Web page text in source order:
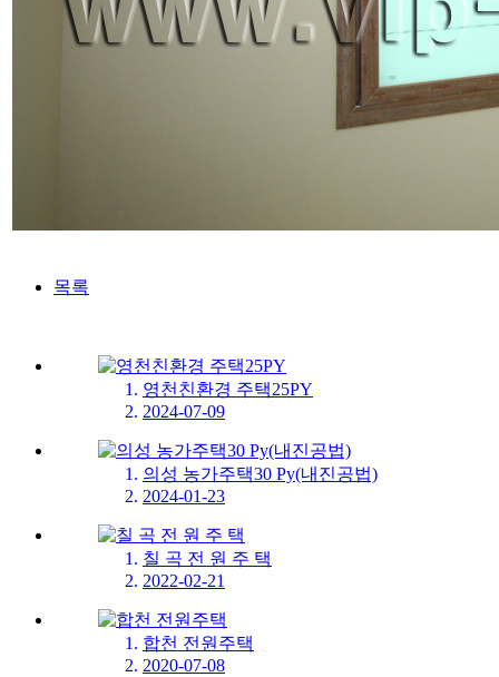
목록
영천친환경 주택25PY
2024-07-09
의성 농가주택30 Py(내진공법)
2024-01-23
칠 곡 전 원 주 택
2022-02-21
합천 전원주택
2020-07-08